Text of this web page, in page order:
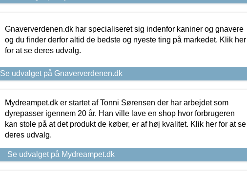
Gnaververdenen.dk har specialiseret sig indenfor kaniner og gnavere
og du finder derfor altid de bedste og nyeste ting på markedet. Klik her
for at se deres udvalg.
Se udvalget på Gnaververdenen.dk
Mydreampet.dk er startet af Tonni Sørensen der har arbejdet som
dyrepasser igennem 20 år. Han ville lave en shop hvor forbrugeren
kan stole på at det produkt de køber, er af høj kvalitet. Klik her for at se
deres udvalg.
Se udvalget på Mydreampet.dk